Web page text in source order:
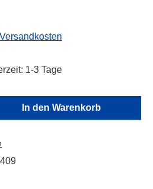
1-3 Tage
den gewünschten
In den Warenkorb